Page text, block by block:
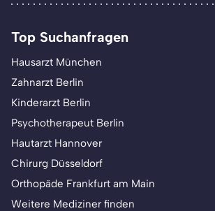
Top Suchanfragen
Hausarzt München
Zahnarzt Berlin
Kinderarzt Berlin
Psychotherapeut Berlin
Hautarzt Hannover
Chirurg Düsseldorf
Orthopäde Frankfurt am Main
Weitere Mediziner finden